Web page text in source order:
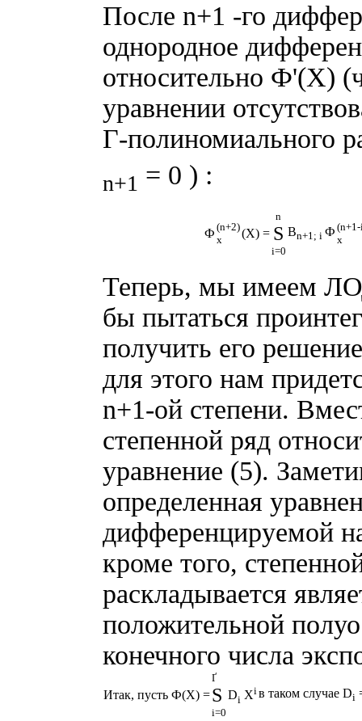
После n+1 -го
однородное
относительно Ф'(X)
уравнении
Г-полиномиального
n+1 = 0 ) :
Ф (n+2)
x
(X) =
n
S
i=0
Bn+1; i Ф
x
Теперь, мы имеем
бы пытаться
получить его
для этого нам
n+1-ой степени.
степенной ряд
уравнение (5).
определенная
дифференцируемой
кроме того,
раскладывается
положительной
конечного числа
Итак, пусть Ф(X) =
Ґ
S
i=0
Di Xi в таком случае Di